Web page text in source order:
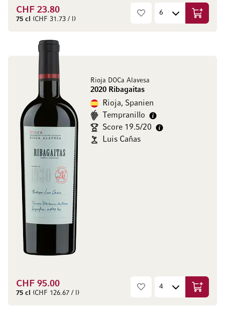
CHF 23.80
75 cl (CHF 31.73 / l) In den
Rioja DOCa Alavesa
2020 Ribagaitas
Rioja, Spanien
Tempranillo
Score 19.5/20
Luis Cañas
CHF 95.00
75 cl (CHF 126.67 / l) In den